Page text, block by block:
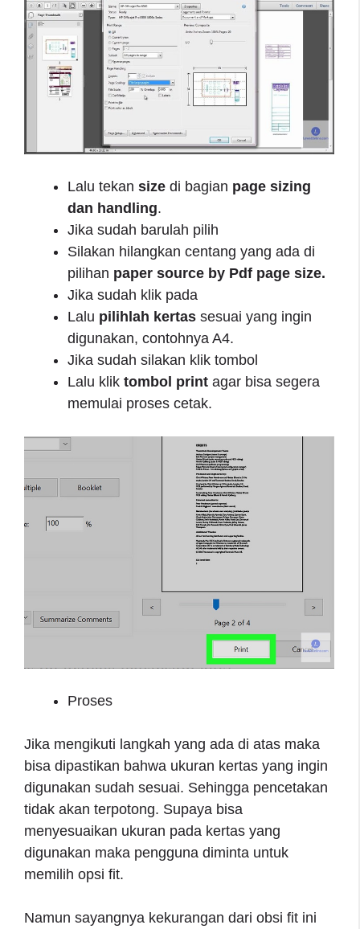
Lalu tekan size di bagian page sizing
dan handling.
Jika sudah barulah pilih
Silakan hilangkan centang yang ada di
pilihan paper source by Pdf page size.
Jika sudah klik pada
Lalu pilihlah kertas sesuai yang ingin
digunakan, contohnya A4.
Jika sudah silakan klik tombol
Lalu klik tombol print agar bisa segera
memulai proses cetak.
Proses
Jika mengikuti langkah yang ada di atas maka
bisa dipastikan bahwa ukuran kertas yang ingin
digunakan sudah sesuai. Sehingga pencetakan
tidak akan terpotong. Supaya bisa
menyesuaikan ukuran pada kertas yang
digunakan maka pengguna diminta untuk
memilih opsi fit.
Namun sayangnya kekurangan dari obsi fit ini